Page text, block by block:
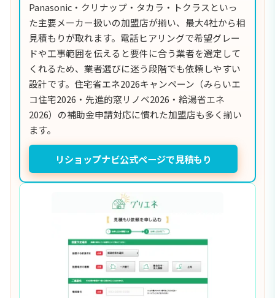
Panasonic・クリナップ・タカラ・トクラスといっ
た主要メーカー扱いの加盟店が揃い、最大4社から相
見積もりが取れます。電話ヒアリングで希望グレー
ドや工事範囲を伝えると要件に合う業者を選定して
くれるため、業者選びに迷う段階でも依頼しやすい
設計です。住宅省エネ2026キャンペーン（みらいエ
コ住宅2026・先進的窓リノベ2026・給湯省エネ
2026）の補助金申請対応に慣れた加盟店も多く揃い
ます。
リショップナビ公式ページで見積もり